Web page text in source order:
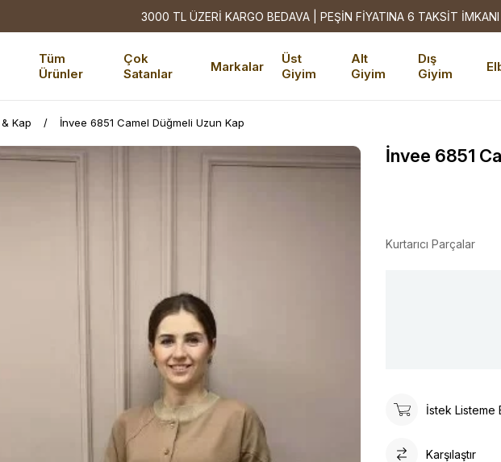
3000 TL ÜZERİ KARGO BEDAVA | PEŞİN FİYATINA 6 TAKSİT İMKANI
Tüm
Ürünler
Çok
Satanlar
Markalar
Üst
Giyim
Alt
Giyim
Dış
Giyim
Kap İnvee 6851 Camel Düğmeli Uzun Kap
İnvee 6851
Kurtarıcı Parçalar
İstek Listeme
Karşılaştır